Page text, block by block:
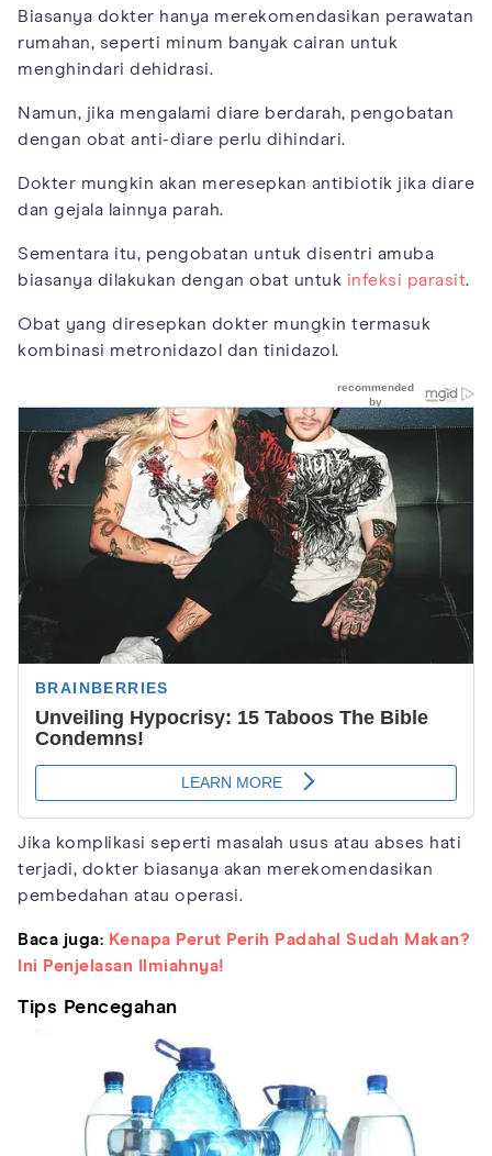
Biasanya dokter hanya merekomendasikan perawatan
rumahan, seperti minum banyak cairan untuk
menghindari dehidrasi.
Namun, jika mengalami diare berdarah, pengobatan
dengan obat anti-diare perlu dihindari.
Dokter mungkin akan meresepkan antibiotik jika diare
dan gejala lainnya parah.
Sementara itu, pengobatan untuk disentri amuba
biasanya dilakukan dengan obat untuk infeksi parasit.
Obat yang diresepkan dokter mungkin termasuk
kombinasi metronidazol dan tinidazol.
Jika komplikasi seperti masalah usus atau abses hati
terjadi, dokter biasanya akan merekomendasikan
pembedahan atau operasi.
Baca juga: Kenapa Perut Perih Padahal Sudah Makan?
Ini Penjelasan Ilmiahnya!
Tips Pencegahan